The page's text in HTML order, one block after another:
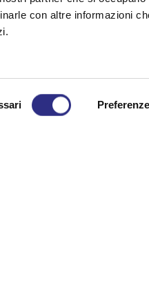
con altre informazioni
Preferenze
Send a